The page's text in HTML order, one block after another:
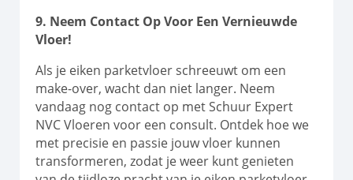
9. Neem Contact Op Voor Een Vernieuwde
Vloer!
Als je eiken parketvloer schreeuwt om een
make-over, wacht dan niet langer. Neem
vandaag nog contact op met Schuur Expert
NVC Vloeren voor een consult. Ontdek hoe we
met precisie en passie jouw vloer kunnen
transformeren, zodat je weer kunt genieten